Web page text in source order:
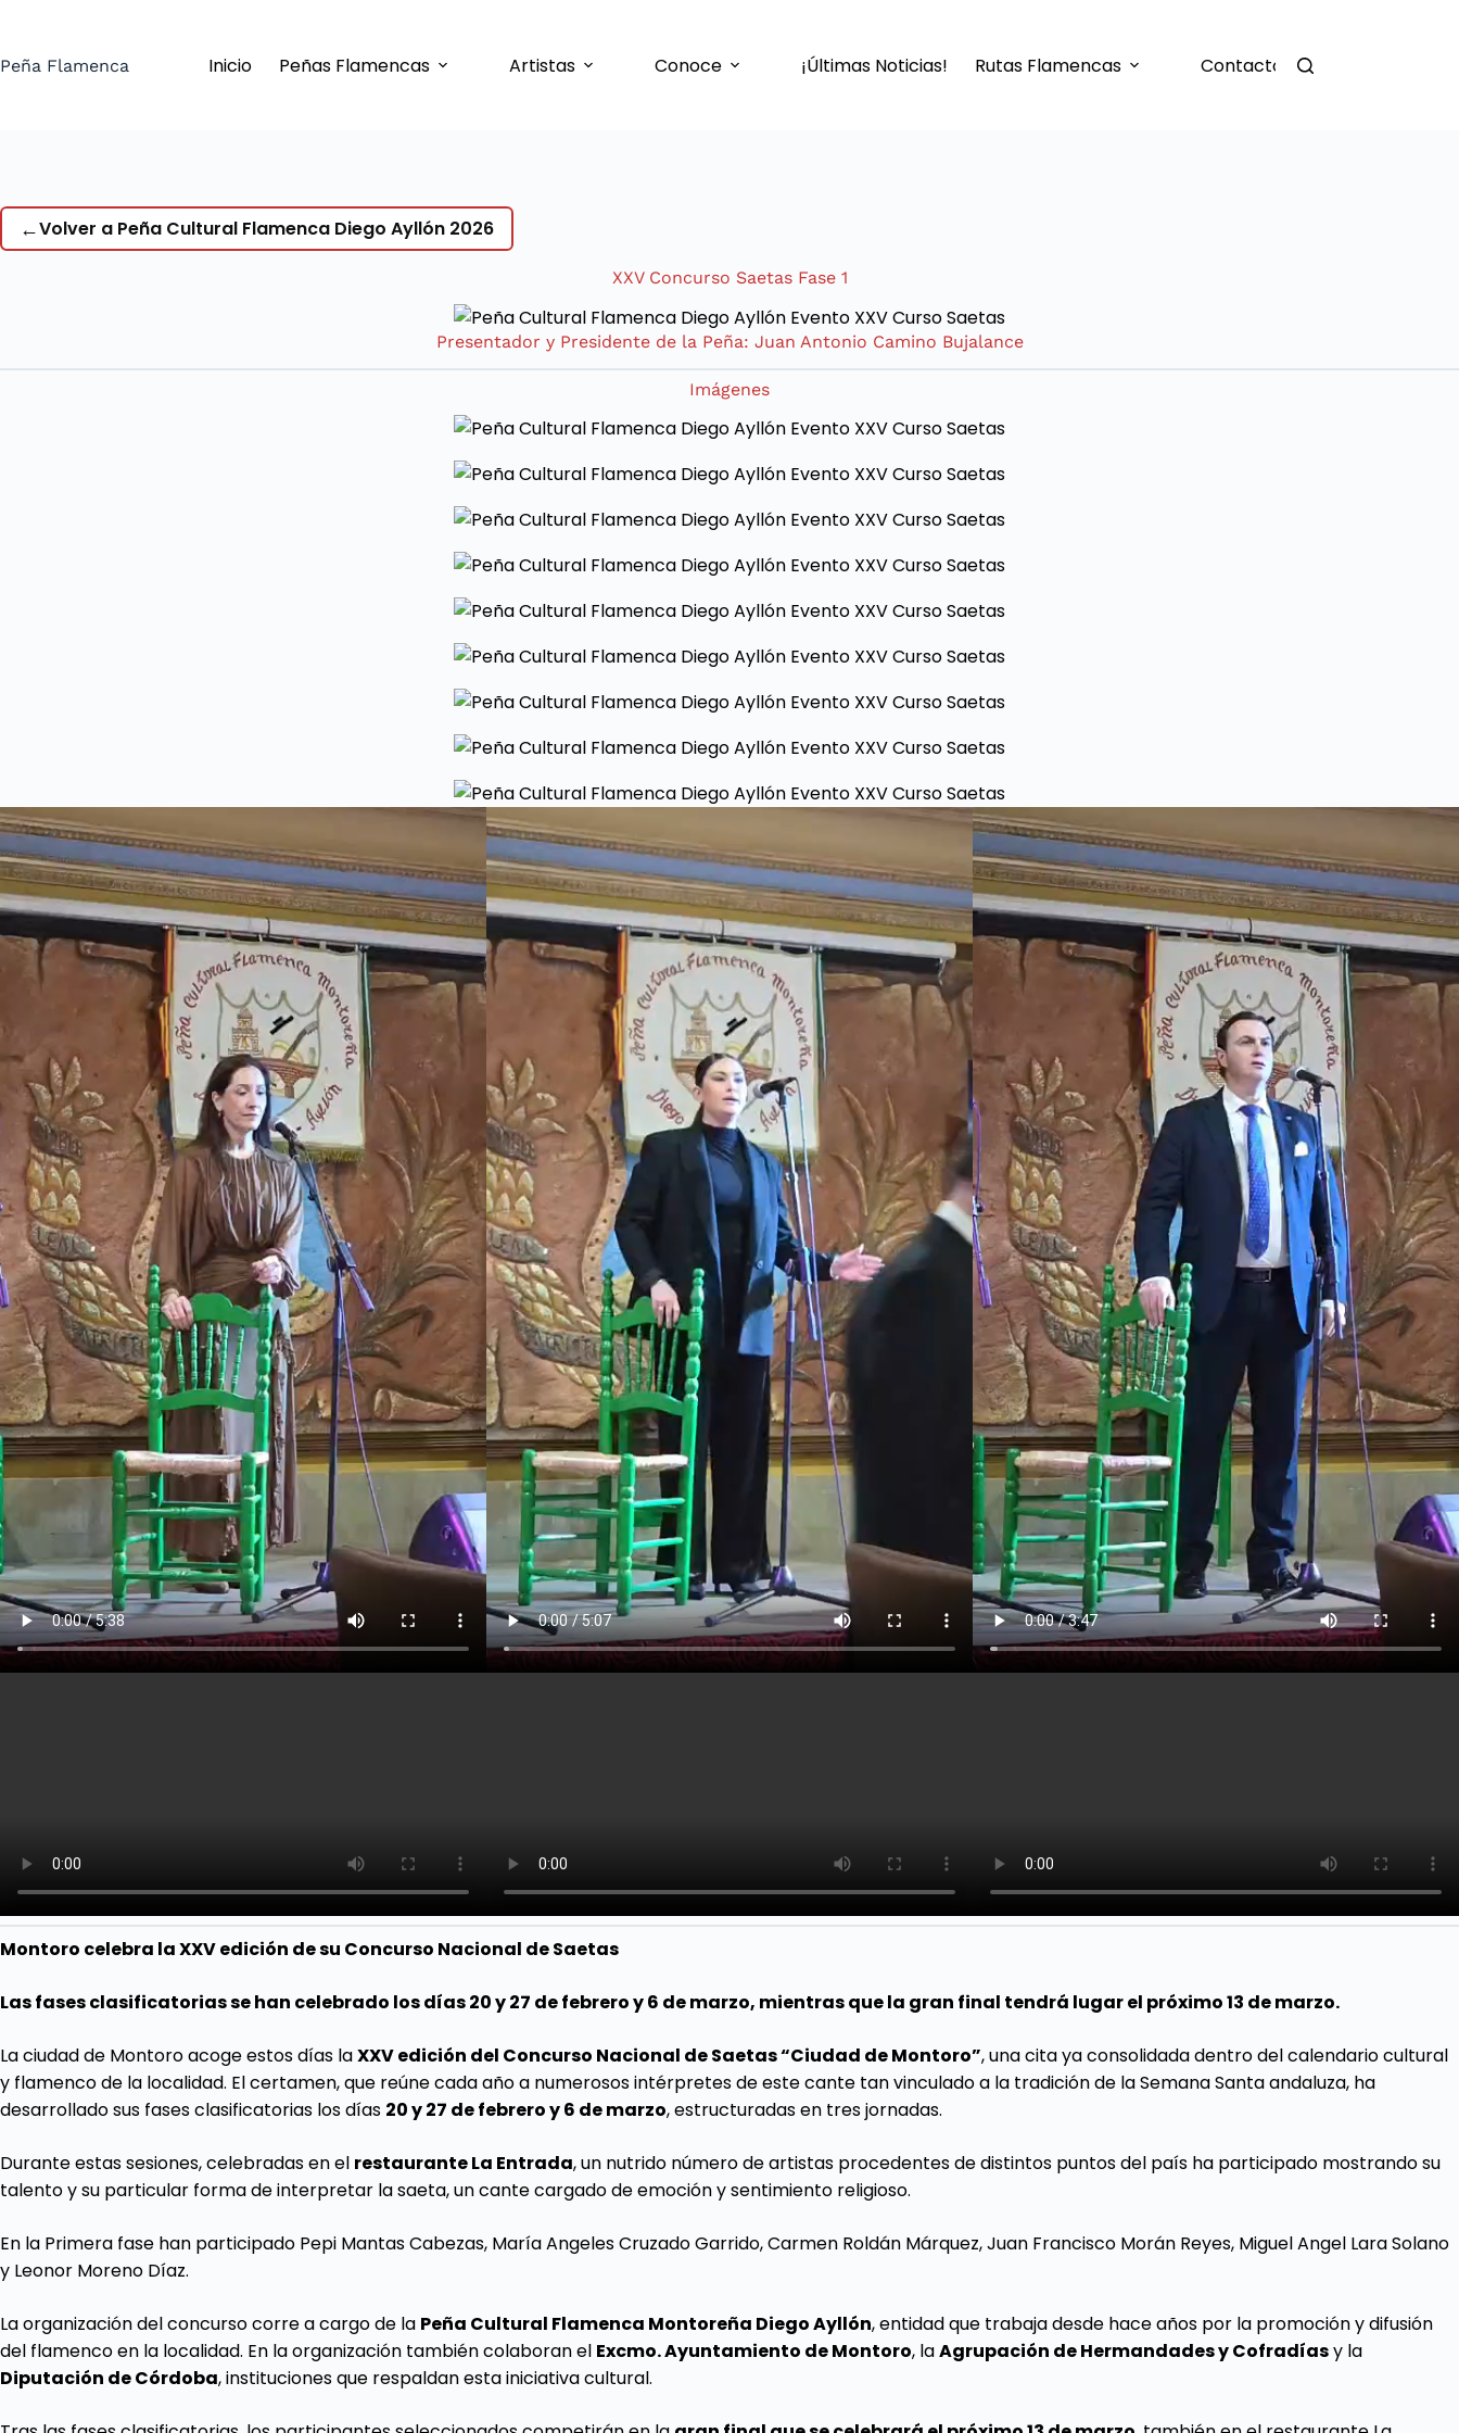
contenido
Peña Flamenca Inicio Peñas Flamencas Artistas Conoce ¡Últimas Noticias! Rutas Flamencas Contacto
←Volver a Peña Cultural Flamenca Diego Ayllón 2026
XXV Concurso Saetas Fase 1
Presentador y Presidente de la Peña: Juan Antonio Camino Bujalance
Imágenes
Montoro celebra la XXV edición de su Concurso Nacional de Saetas
Las fases clasificatorias se han celebrado los días 20 y 27 de febrero y 6 de marzo, mientras que la gran final tendrá lugar el próximo 13 de marzo.
La ciudad de Montoro acoge estos días laXXV edición del Concurso Nacional de Saetas “Ciudad deMontoro”, una cita ya consolidada dentro del calendario cultural
y flamenco de la localidad. El certamen, que reúne cada año a numerosos intérpretes de este cante tan vinculado a la tradición de la Semana Santa andaluza, ha
desarrollado sus fases clasificatorias los días 20 y 27 de febrero y 6 de marzo, estructuradas en tres jornadas.
Durante estas sesiones, celebradas en el restaurante La Entrada, un nutrido número de artistas procedentes de distintos puntos del país ha participado mostrando su
talento y su particular forma de interpretar la saeta, un cante cargado de emoción y sentimiento religioso.
En la Primera fase han participado Pepi Mantas Cabezas, María Angeles Cruzado Garrido, Carmen Roldán Márquez, Juan Francisco Morán Reyes, Miguel Angel Lara Solano
y Leonor Moreno Díaz.
La organización del concurso corre a cargo de la Peña Cultural Flamenca Montoreña DiegoAyllón, entidad que trabaja desde hace años por la promoción y difusión
del flamenco en la localidad. En la organización también colaboran el Excmo. Ayuntamiento deMontoro, laAgrupación de Hermandades y Cofradíasy la
Diputación de Córdoba, instituciones que respaldan esta iniciativa cultural.